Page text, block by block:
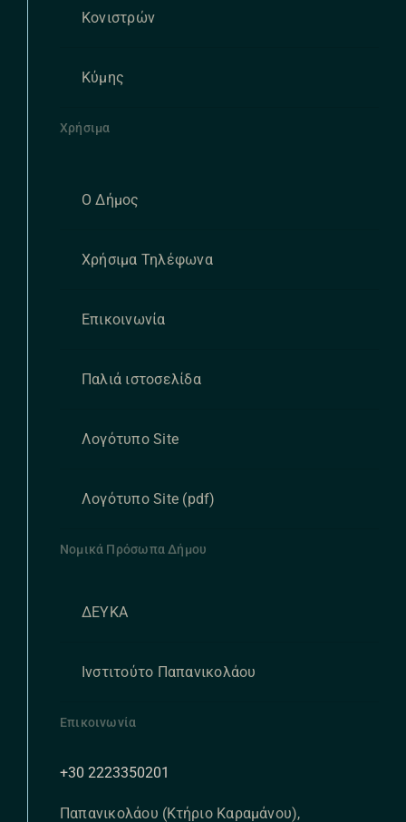
Κονιστρών
Κύμης
Χρήσιμα
Ο Δήμος
Χρήσιμα Τηλέφωνα
Επικοινωνία
Παλιά ιστοσελίδα
Λογότυπο Site
Λογότυπο Site (pdf)
Νομικά Πρόσωπα Δήμου
ΔΕΥΚΑ
Ινστιτούτο Παπανικολάου
Επικοινωνία
+30 2223350201
Παπανικολάου (Κτήριο Καραμάνου),